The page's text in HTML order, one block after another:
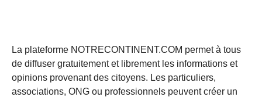
La plateforme NOTRECONTINENT.COM permet à tous
de diffuser gratuitement et librement les informations et
opinions provenant des citoyens. Les particuliers,
associations, ONG ou professionnels peuvent créer un